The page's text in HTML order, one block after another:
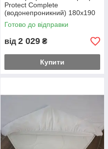
Protect Complete
(водонепроникний) 180х190
Готово до відправки
від 2 029 ₴
Купити